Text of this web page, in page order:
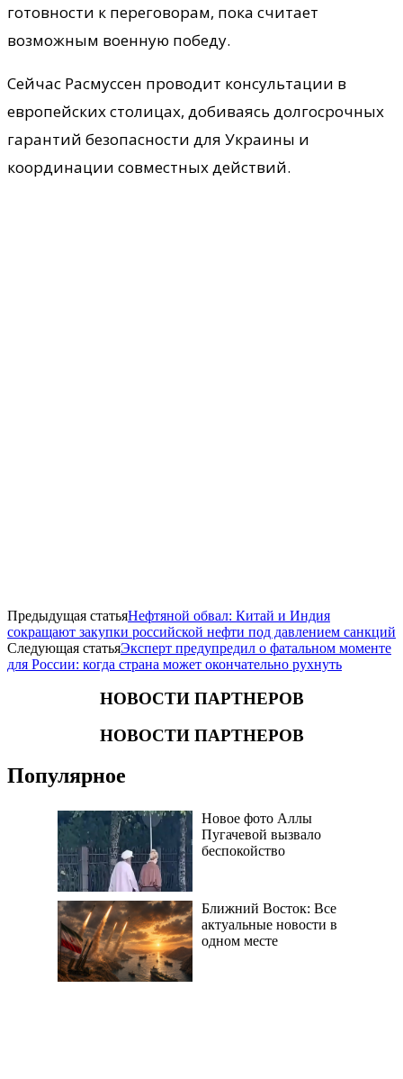
готовности к переговорам, пока считает
возможным военную победу.
Сейчас Расмуссен проводит консультации в
европейских столицах, добиваясь долгосрочных
гарантий безопасности для Украины и
координации совместных действий.
Предыдущая статьяНефтяной обвал: Китай и Индия
сокращают закупки российской нефти под давлением санкций
Следующая статьяЭксперт предупредил о фатальном моменте
для России: когда страна может окончательно рухнуть
НОВОСТИ ПАРТНЕРОВ
НОВОСТИ ПАРТНЕРОВ
Популярное
Новое фото Аллы
Пугачевой вызвало
беспокойство
Ближний Восток: Все
актуальные новости в
одном месте